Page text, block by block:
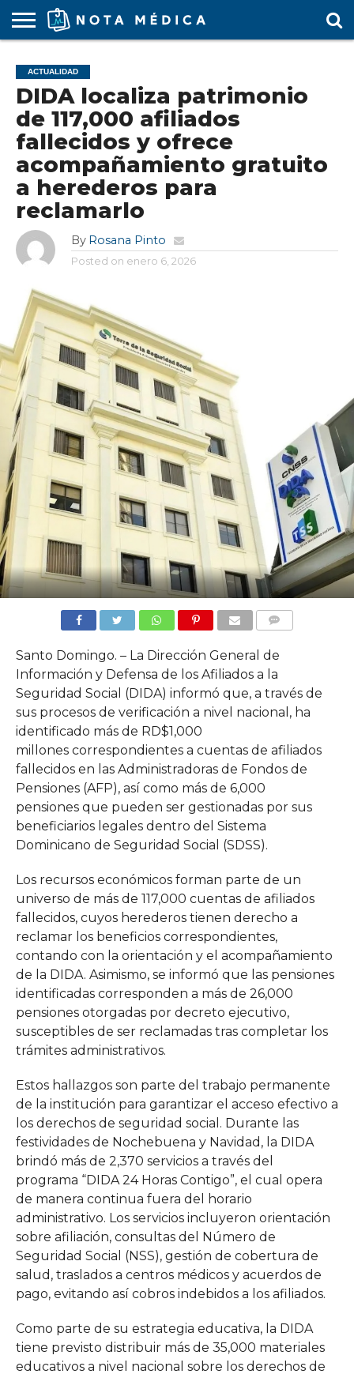
MÉDICA
ARS
ARTÍCULO
ACTUALIDAD
COLEGIO
MÉDICO
COVID-
19
EDUCACIÓN
MÉDICA
ESTUDIANTES
FARMACÉUTICAS
GUBERNAMENTAL
HOSPITALES
Y CLÍNICAS
MARKETING
MÉDICO
RESIDENTES
SALUD
LABORAL
SOCIEDADES
MÉDICAS
TURISMO
MÉDICO
VÍDEOS
ACTUALIDAD
DIDA localiza patrimonio
de 117,000 afiliados
fallecidos y ofrece
acompañamiento gratuito
a herederos para
reclamarlo
By Rosana Pinto
Posted on enero 6, 2026
Santo Domingo. – La Dirección General de
Información y Defensa de los Afiliados a la
Seguridad Social (DIDA) informó que, a través de
sus procesos de verificación a nivel nacional, ha
identificado más de RD$1,000
millones correspondientes a cuentas de afiliados
fallecidos en las Administradoras de Fondos de
Pensiones (AFP), así como más de 6,000
pensiones que pueden ser gestionadas por sus
beneficiarios legales dentro del Sistema
Dominicano de Seguridad Social (SDSS).
Los recursos económicos forman parte de un
universo de más de 117,000 cuentas de afiliados
fallecidos, cuyos herederos tienen derecho a
reclamar los beneficios correspondientes,
contando con la orientación y el acompañamiento
de la DIDA. Asimismo, se informó que las pensiones
identificadas corresponden a más de 26,000
pensiones otorgadas por decreto ejecutivo,
susceptibles de ser reclamadas tras completar los
trámites administrativos.
Estos hallazgos son parte del trabajo permanente
de la institución para garantizar el acceso efectivo a
los derechos de seguridad social. Durante las
festividades de Nochebuena y Navidad, la DIDA
brindó más de 2,370 servicios a través del
programa “DIDA 24 Horas Contigo”, el cual opera
de manera continua fuera del horario
administrativo. Los servicios incluyeron orientación
sobre afiliación, consultas del Número de
Seguridad Social (NSS), gestión de cobertura de
salud, traslados a centros médicos y acuerdos de
pago, evitando así cobros indebidos a los afiliados.
Como parte de su estrategia educativa, la DIDA
tiene previsto distribuir más de 35,000 materiales
educativos a nivel nacional sobre los derechos de